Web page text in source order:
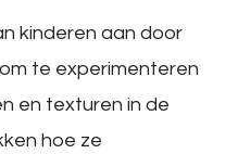
kinderen aan door
te experimenteren
en texturen in de
hoe ze